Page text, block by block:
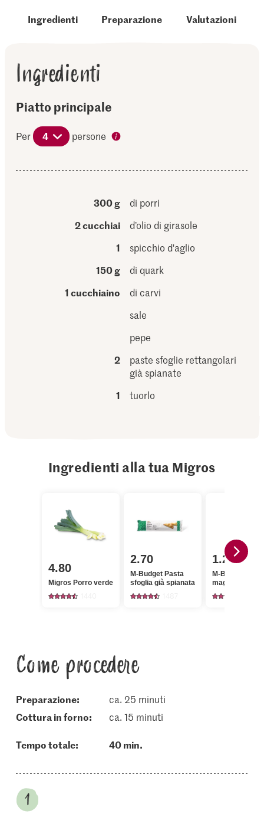
Ingredienti Preparazione Valutazioni
Ingredienti
Piatto principale
Per 4 persone
300 g
di porri
2 cucchiai
d’olio di girasole
1
spicchio d'aglio
150 g
di quark
1 cucchiaino
di carvi
sale
pepe
2
paste sfoglie rettangolari
già spianate
1
tuorlo
Ingredienti alla tua Migros
4.80
Migros Porro verde
2.70
M-Budget Pasta
sfoglia già spianata
1.25
M-Budget
magro
Come procedere
Preparazione:
ca. 25 minuti
cottura in forno:
ca. 15 minuti
Tempo totale: 40 min.